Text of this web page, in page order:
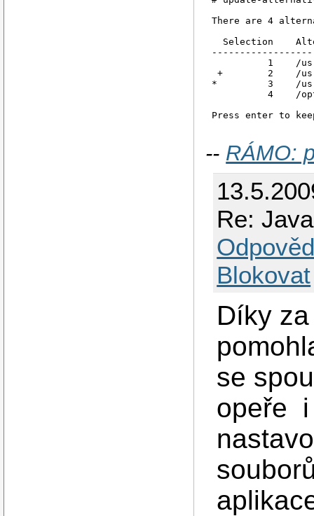
There are 4
Selection
1    /
+        2    /
*         3    /usr/
4    /
-- RÁMO:
Re: Java
Blokovat
Díky
se
opeře i